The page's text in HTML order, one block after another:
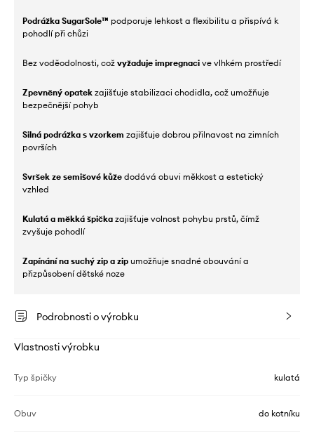
Podrážka SugarSole™ podporuje lehkost a flexibilitu a přispívá k
pohodlí při chůzi
Bez voděodolnosti, což vyžaduje impregnaci ve vlhkém prostředí
Zpevněný opatek zajišťuje stabilizaci chodidla, což umožňuje
bezpečnější pohyb
Silná podrážka s vzorkem zajišťuje dobrou přilnavost na zimních
površích
Svršek ze semišové kůže dodává obuvi měkkost a estetický
vzhled
Kulatá a měkká špička zajišťuje volnost pohybu prstů, čímž
zvyšuje pohodlí
Zapínání na suchý zip a zip umožňuje snadné obouvání a
přizpůsobení dětské noze
Podrobnosti o výrobku
Vlastnosti výrobku
Typ špičky kulatá
Obuv do kotníku